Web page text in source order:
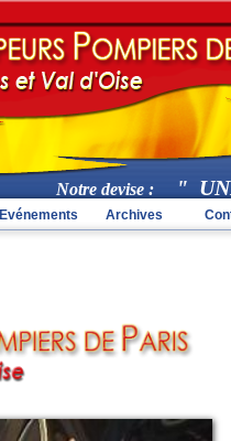
Notre devise :" UNIS
Archives
Evénements